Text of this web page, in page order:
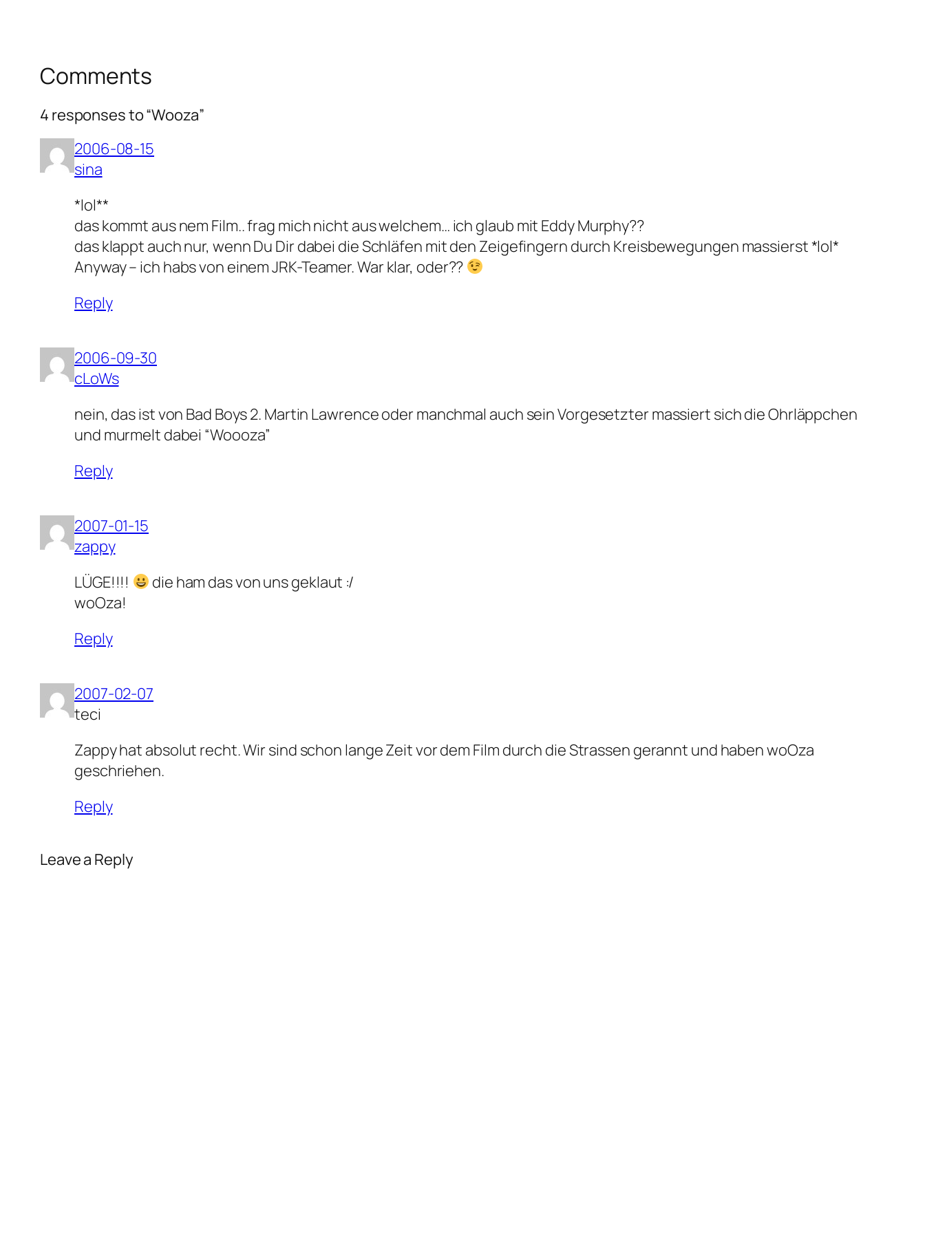
Comments
4 responses to “Wooza”
2006-08-15
sina
*lol**
das kommt aus nem Film.. frag mich nicht aus welchem… ich glaub mit Eddy Murphy??
das klappt auch nur, wenn Du Dir dabei die Schläfen mit den Zeigefingern durch Kreisbewegungen massierst *lol*
Anyway – ich habs von einem JRK-Teamer. War klar, oder??
Reply
2006-09-30
cLoWs
nein, das ist von Bad Boys 2. Martin Lawrence oder manchmal auch sein Vorgesetzter massiert sich die Ohrläppchen
und murmelt dabei “Woooza”
Reply
2007-01-15
zappy
LÜGE!!!!
die ham das von uns geklaut :/
woOza!
Reply
2007-02-07
teci
Zappy hat absolut recht. Wir sind schon lange Zeit vor dem Film durch die Strassen gerannt und haben woOza
geschriehen.
Reply
Leave a Reply